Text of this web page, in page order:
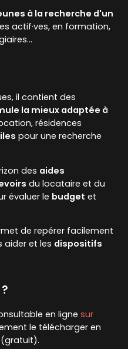
à la recherche d'un
actif·ves, en formation,
il contient des
la mieux adaptée à
résidences
pour une recherche
des aides
du locataire et du
évaluer le budget et
de repérer facilement
aider et les dispositifs
en lignesur
le télécharger en